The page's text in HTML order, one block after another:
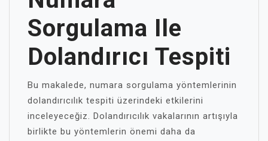
Sorgulama Ile
Dolandırıcı Tespiti
Bu makalede, numara sorgulama yöntemlerinin
dolandırıcılık tespiti üzerindeki etkilerini
inceleyeceğiz. Dolandırıcılık vakalarının artışıyla
birlikte bu yöntemlerin önemi daha da